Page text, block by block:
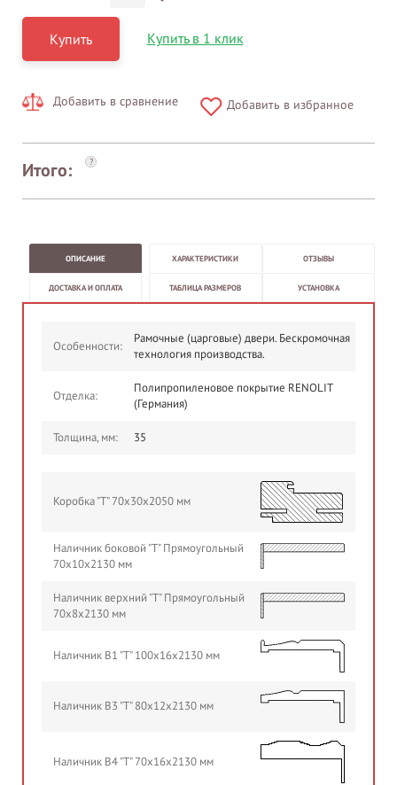
Купить Купить в 1 клик
Добавить в сравнение Добавить в избранное
Итого: ?
ОПИСАНИЕ ХАРАКТЕРИСТИКИ ОТЗЫВЫ
ДОСТАВКА И ОПЛАТА ТАБЛИЦА РАЗМЕРОВ УСТАНОВКА
Особенности:
Рамочные (царговые) двери. Бескромочная
технология производства.
Отделка:
Полипропиленовое покрытие RENOLIT
(Германия)
Толщина, мм: 35
Коробка "Т" 70х30х2050 мм
Наличник боковой "Т" Прямоугольный
70х10х2130 мм
Наличник верхний "Т" Прямоугольный
70х8х2130 мм
Наличник B1 "Т" 100х16х2130 мм
Наличник B3 "Т" 80х12х2130 мм
Наличник B4 "Т" 70х16х2130 мм